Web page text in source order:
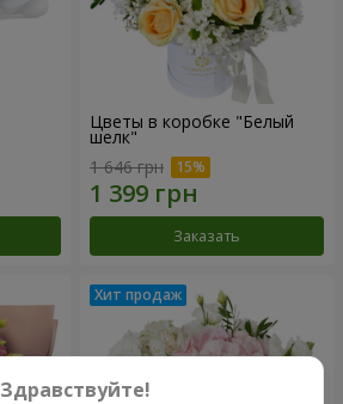
Цветы в коробке "Белый
шелк"
1 646 грн
Заказать
Здравствуйте!